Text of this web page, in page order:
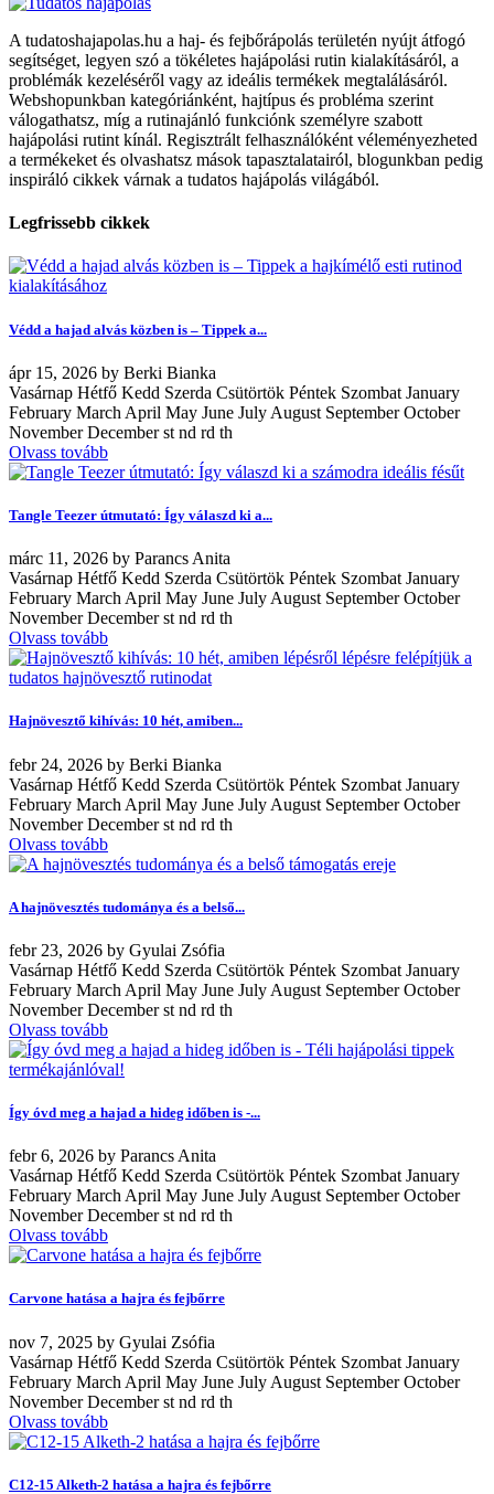
A tudatoshajapolas.hu a haj- és fejbőrápolás területén nyújt átfogó
segítséget, legyen szó a tökéletes hajápolási rutin kialakításáról, a
problémák kezeléséről vagy az ideális termékek megtalálásáról.
Webshopunkban kategóriánként, hajtípus és probléma szerint
válogathatsz, míg a rutinajánló funkciónk személyre szabott
hajápolási rutint kínál. Regisztrált felhasználóként véleményezheted
a termékeket és olvashatsz mások tapasztalatairól, blogunkban pedig
inspiráló cikkek várnak a tudatos hajápolás világából.
Legfrissebb cikkek
Védd a hajad alvás közben is – Tippek a...
ápr 15, 2026 by Berki Bianka
Vasárnap Hétfő Kedd Szerda Csütörtök Péntek Szombat January
February March April May June July August September October
November December st nd rd th
Olvass tovább
Tangle Teezer útmutató: Így válaszd ki a...
márc 11, 2026 by Parancs Anita
Vasárnap Hétfő Kedd Szerda Csütörtök Péntek Szombat January
February March April May June July August September October
November December st nd rd th
Olvass tovább
Hajnövesztő kihívás: 10 hét, amiben...
febr 24, 2026 by Berki Bianka
Vasárnap Hétfő Kedd Szerda Csütörtök Péntek Szombat January
February March April May June July August September October
November December st nd rd th
Olvass tovább
A hajnövesztés tudománya és a belső...
febr 23, 2026 by Gyulai Zsófia
Vasárnap Hétfő Kedd Szerda Csütörtök Péntek Szombat January
February March April May June July August September October
November December st nd rd th
Olvass tovább
Így óvd meg a hajad a hideg időben is -...
febr6, 2026 by Parancs Anita
Vasárnap Hétfő Kedd Szerda Csütörtök Péntek Szombat January
February March April May June July August September October
November December st nd rd th
Olvass tovább
Carvone hatása a hajra és fejbőrre
nov 7, 2025 by Gyulai Zsófia
Vasárnap Hétfő Kedd Szerda Csütörtök Péntek Szombat January
February March April May June July August September October
November December st nd rd th
Olvass tovább
C12-15 Alketh-2 hatása a hajra és fejbőrre